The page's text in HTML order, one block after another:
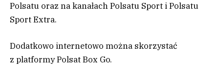
Polsatu oraz na kanałach Polsatu Sport i Polsatu
Sport Extra.
Dodatkowo internetowo można skorzystać
z platformy Polsat Box Go.